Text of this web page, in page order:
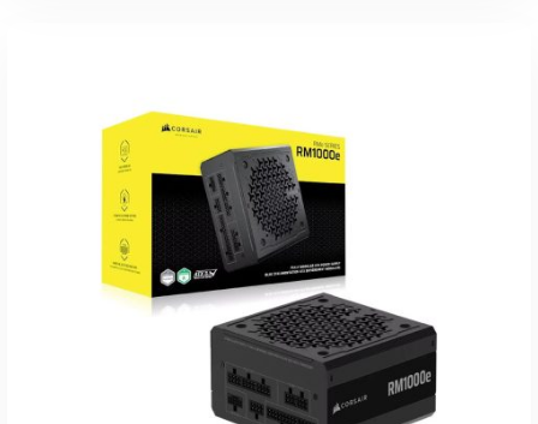
inkl. 19 % MwSt.
zzgl.
Versandkosten
Lieferzeit:1-3 Werktage
IN DEN WARENKORB